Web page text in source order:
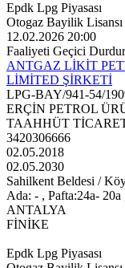
Epdk Lpg Piyasası
Otogaz Bayilik Lisansı
12.02.2026 20:00
Faaliyeti Geçici
ANTGAZ LİKİT
LİMİTED ŞİRKETİ
LPG-BAY/941-54/
ERÇİN PETROL
TAAHHÜT
3420306666
02.05.2018
02.05.2030
Sahilkent Beldesi /
Ada: - , Pafta:24a- 20a
ANTALYA
FİNİKE
Epdk Lpg Piyasası